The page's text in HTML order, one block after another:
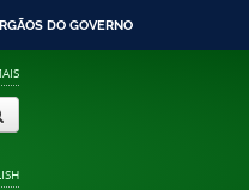
DO GOVERNO